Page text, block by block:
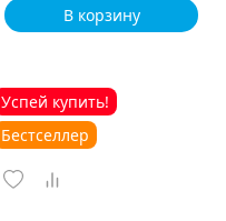
В корзину
Успей купить!
Бестселлер